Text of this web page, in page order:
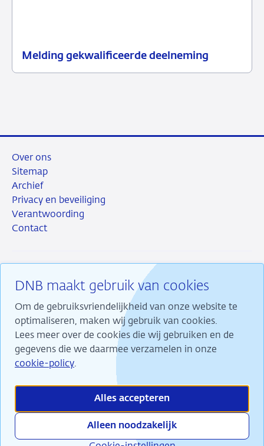
Melding gekwalificeerde deelneming
DNB maakt gebruik van cookies
Om de gebruiksvriendelijkheid van onze website te
optimaliseren, maken wij gebruik van cookies.
Lees meer over de cookies die wij gebruiken en de
gegevens die we daarmee verzamelen in onze
cookie-policy.
Alles accepteren
Alleen noodzakelijk
Over ons
Sitemap
Archief
Privacy en beveiliging
Verantwoording
Contact
RSS InstagramLinkedin
X
Wij maken ons sterk voor financiële stabiliteit en
dragen daarmee bij aan duurzame welvaart in